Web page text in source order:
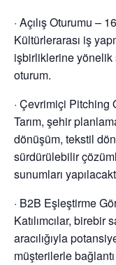
· Açılış Oturumu –
Kültürlerarası iş
işbirliklerine yönelik
oturum.
· Çevrimiçi Pitching
Tarım, şehir
dönüşüm, tekstil
sürdürülebilir
sunumları
· B2B Eşleştirme
Katılımcılar, birebir
aracılığıyla
müşterilerle